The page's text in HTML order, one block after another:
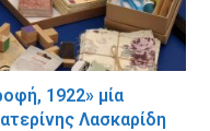
1922» μία
Λασκαρίδη